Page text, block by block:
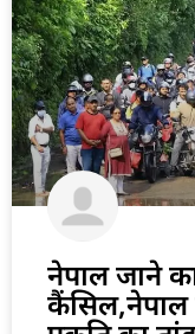
नेपाल जाने
कैंसिल,नेपाल